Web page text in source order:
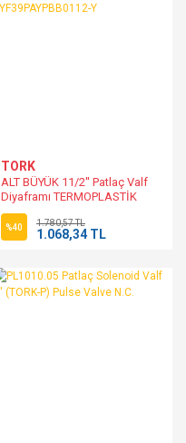
TORK
ALT BÜYÜK 11/2'' Patlaç Valf
Diyaframı TERMOPLASTİK
TORK DYF39PAYPBB0112-Y
%40 1.780,57 TL
1.068,34 TL